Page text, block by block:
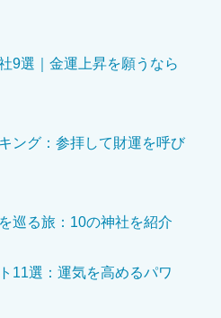
   
必須
 
9選｜金運上昇を願うなら
ング：参拝して財運を呼び
巡る旅：10の神社を紹介
11選：運気を高めるパワ